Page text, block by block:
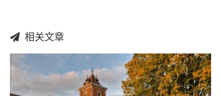
相关文章